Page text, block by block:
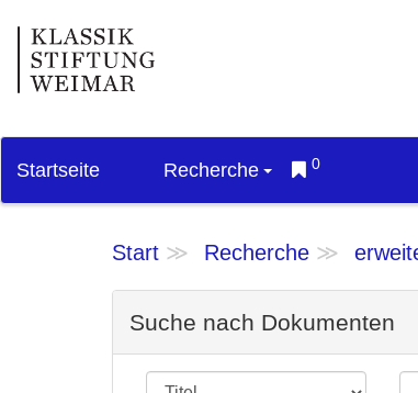
Startseite Recherche 0
Start Recherche
Suche nach Dokumenten